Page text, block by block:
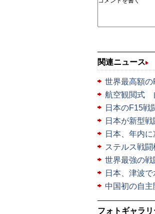
関連ニュース
世界最高額
航空観閲式
日本のF15戦
日本が新型
日本、年内
ステルス戦
世界最強の
日本、津波
中国初の自